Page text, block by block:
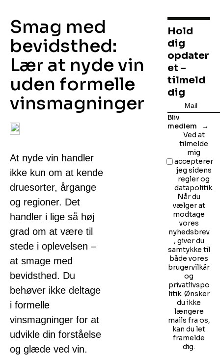
Smag med
bevidsthed:
Lær at nyde vin
uden formelle
vinsmagninger
At nyde vin handler
ikke kun om at kende
druesorter, årgange
og regioner. Det
handler i lige så høj
grad om at være til
stede i oplevelsen –
at smage med
bevidsthed. Du
behøver ikke deltage
i formelle
vinsmagninger for at
udvikle din forståelse
og glæde ved vin.
Hold
dig
opdater
et –
tilmeld
dig
Bliv
medlem
Ved at
tilmelde
mig
accepterer
jeg sidens
regler og
datapolitik.
Når du
vælger at
modtage
vores
nyhedsbrev
, giver du
samtykke til
både vores
brugervilkår
og
privatlivspo
litik. Ønsker
du ikke
længere
mails fra os,
kan du let
framelde
dig.